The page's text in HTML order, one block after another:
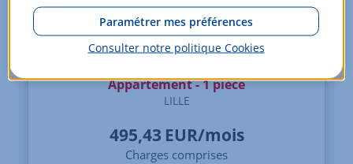
Appartement - 1 pièce
LILLE
495,43 EUR/mois
Charges comprises
Paramétrer mes préférences
Consulter notre politique Cookies